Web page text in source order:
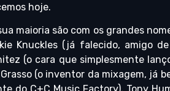
hoje.
maioria são com os grandes
Knuckles (já falecido, amigo
(o cara que simplesmente
(o inventor da mixagem, já